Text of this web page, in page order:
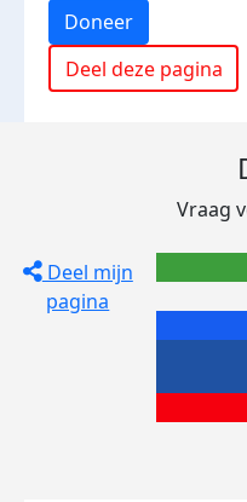
Doneer
Deel deze pagina
Deel mijn
pagina
Vraag